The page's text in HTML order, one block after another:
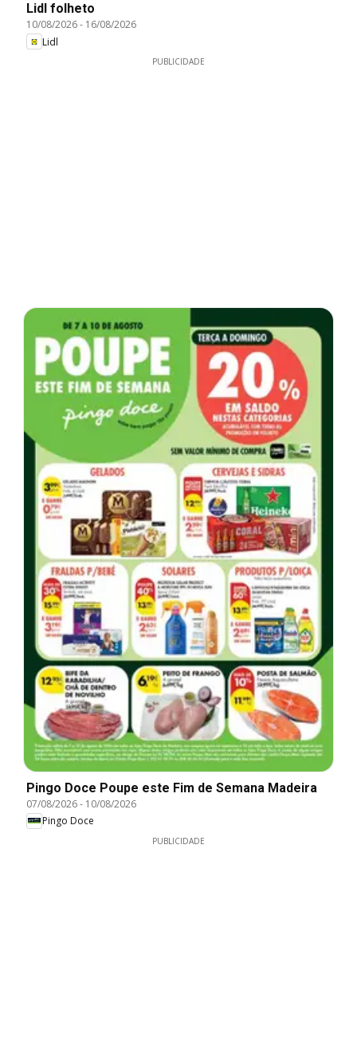
Lidl folheto
10/08/2026- 16/08/2026
Lidl
PUBLICIDADE
Pingo Doce Poupe este Fim de Semana Madeira
07/08/2026- 10/08/2026
Pingo Doce
PUBLICIDADE